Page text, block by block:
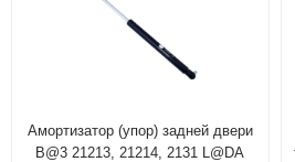
Амортизатор (упор) задней двери
B@3 21213, 21214, 2131 L@DA